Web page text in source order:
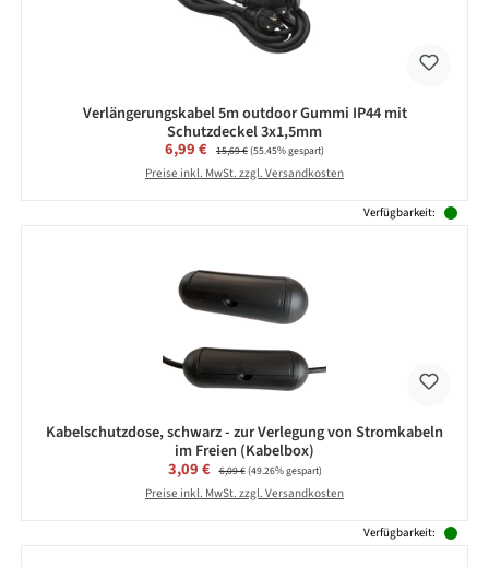
Verlängerungskabel 5m outdoor Gummi IP44 mit
Schutzdeckel 3x1,5mm
Verkaufspreis:
6,99 € Regulärer Preis:
15,69 €(55.45% gespart)
Preise inkl. MwSt. zzgl. Versandkosten
Verfügbarkeit:
Kabelschutzdose, schwarz - zur Verlegung von Stromkabeln
im Freien (Kabelbox)
Verkaufspreis:
3,09 € Regulärer Preis:
6,09 €(49.26% gespart)
Preise inkl. MwSt. zzgl. Versandkosten
Verfügbarkeit: